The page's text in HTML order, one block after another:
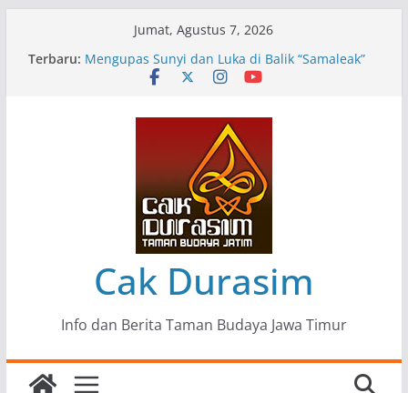
Jumat, Agustus 7, 2026
Terbaru: Pameran Lukisan Komunitas Patria Seni Rupa
Kota Blitar : Ketika “Bergerak” Menjadi Mantra
Mengupas Sunyi dan Luka di Balik “Samaleak”
Menjaga Marwah Seni dan Budaya: Catatan
Kunjungan Kerja Ir. Bambang Haryo Soekartono
(BHS) Anggota DPR RI ke Taman Budaya Jawa
Pameran Tunggal 35 Karya Agus Koecink
“Tumbang Tambang”, Ungkapan Kritis Tentang
Derita Pekerja Pertambangan
Cak Durasim
Info dan Berita Taman Budaya Jawa Timur